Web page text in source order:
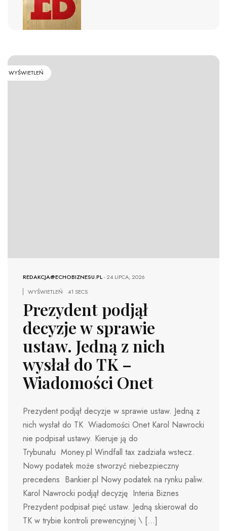
WYŚWIETLEŃ
REDAKCJA@ECHOBIZNESU.PL-24 LIPCA, 2026
WYŚWIETLEŃ
41 SECS
Prezydent podjął
decyzje w sprawie
ustaw. Jedną z nich
wysłał do TK –
Wiadomości Onet
Prezydent podjął decyzje w sprawie ustaw. Jedną z
nich wysłał do TK Wiadomości Onet Karol Nawrocki
nie podpisał ustawy. Kieruje ją do
Trybunału Money.pl Windfall tax zadziała wstecz.
Nowy podatek może stworzyć niebezpieczny
precedens Bankier.pl Nowy podatek na rynku paliw.
Karol Nawrocki podjął decyzję Interia Biznes
Prezydent podpisał pięć ustaw. Jedną skierował do
TK w trybie kontroli prewencyjnej \ […]